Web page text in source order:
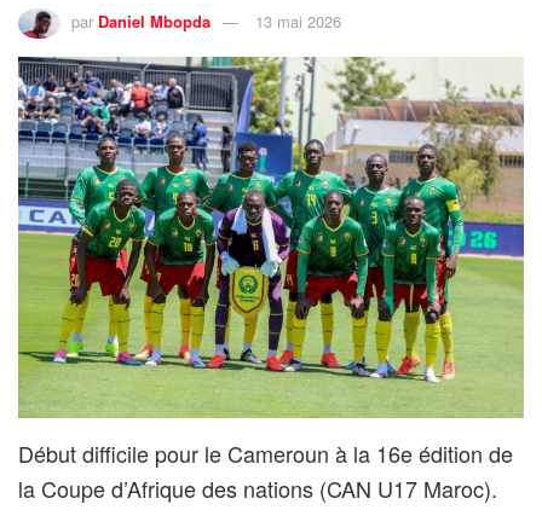
par Daniel Mbopda 13 mai 2026
Début difficile pour le Cameroun à la 16e édition de
la Coupe d’Afrique des nations (CAN U17 Maroc).